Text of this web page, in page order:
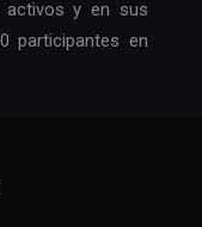
activos y en sus
participantes en